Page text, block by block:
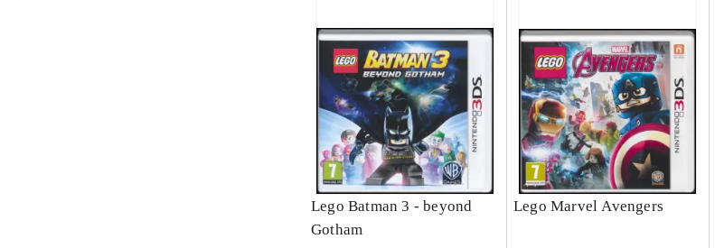
Lego Batman 3 - beyond
Gotham
Lego Marvel Avengers